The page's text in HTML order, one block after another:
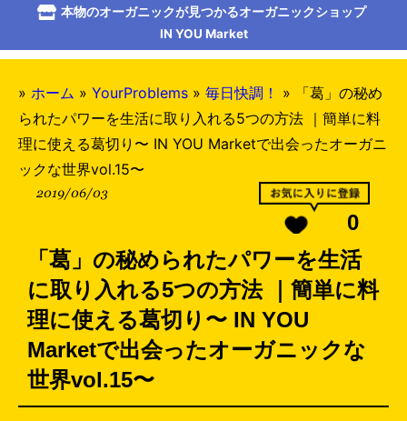
本物のオーガニックが見つかるオーガニックショップ
IN YOU Market
» ホーム » YourProblems » 毎日快調！ »
「葛」の秘め
られたパワーを生活に取り入れる5つの方法 ｜簡単に料
理に使える葛切り〜 IN YOU Marketで出会ったオーガニ
ックな世界vol.15〜
2019/06/03
0
「葛」の秘められたパワーを生活
に取り入れる5つの方法 ｜簡単に料
理に使える葛切り〜 IN YOU
Marketで出会ったオーガニックな
世界vol.15〜